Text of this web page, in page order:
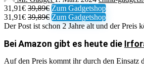
31,91€ 39,89€ Zum Gadgetshop
31,91€ 39,89€ Zum Gadgetshop
Der Post ist schon 2 Jahre alt und der Preis
Bei Amazon gibt es heute die
Auf den Preis kommt ihr durch den